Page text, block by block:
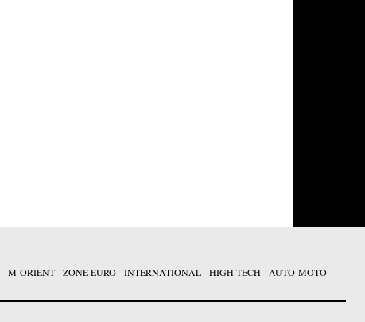
M-ORIENT ZONE EURO INTERNATIONAL HIGH-TECH AUTO-MOTO